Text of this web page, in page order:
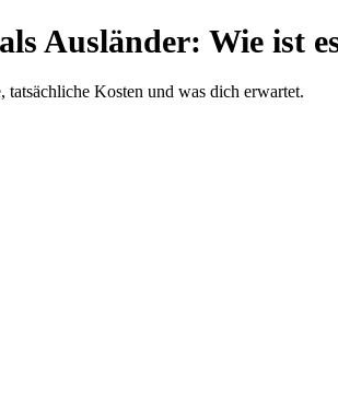
Ausländer: Wie ist
Kosten und was dich erwartet.